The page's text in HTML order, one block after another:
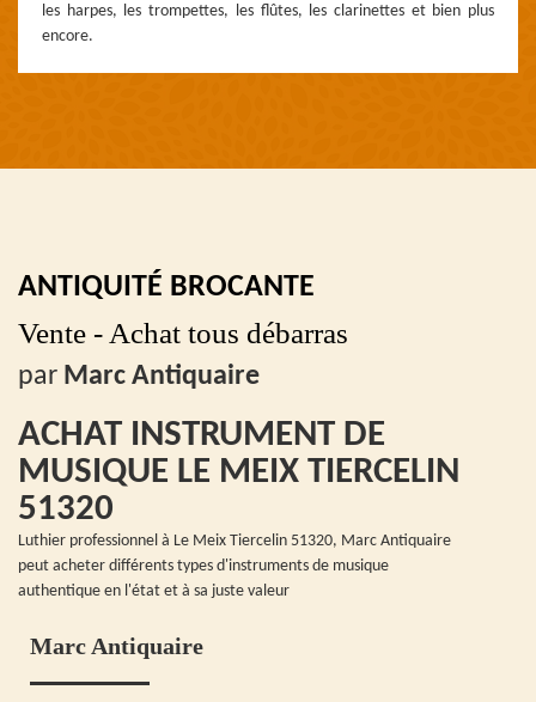
les harpes, les trompettes, les flûtes, les clarinettes et bien plus
encore.
ANTIQUITÉ BROCANTE
Vente - Achat tous débarras
par Marc Antiquaire
ACHAT INSTRUMENT DE
MUSIQUE LE MEIX TIERCELIN
51320
Luthier professionnel à Le Meix Tiercelin 51320, Marc Antiquaire
peut acheter différents types d'instruments de musique
authentique en l'état et à sa juste valeur
Marc Antiquaire